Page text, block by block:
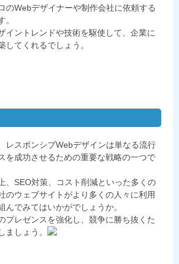
のWebデザイナーや制作会社に依頼する
。
イントレンドや技術を駆使して、企業に
してくれるでしょう。
レスポンシブWebデザインは単なる流行
を成功させるための重要な戦略の一つで
、SEO対策、コスト削減といった多くの
のウェブサイトがより多くの人々に利用
んでみてはいかがでしょうか。
プレゼンスを強化し、競争に勝ち抜くた
ましょう。